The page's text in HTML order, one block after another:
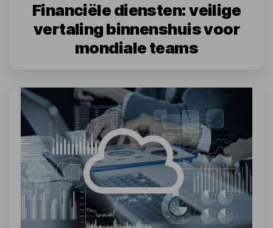
Financiële diensten: veilige
vertaling binnenshuis voor
mondiale teams